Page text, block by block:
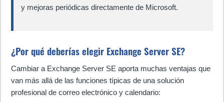
y mejoras periódicas directamente de Microsoft.
¿Por qué deberías elegir Exchange Server SE?
Cambiar a Exchange Server SE aporta muchas ventajas que
van más allá de las funciones típicas de una solución
profesional de correo electrónico y calendario: